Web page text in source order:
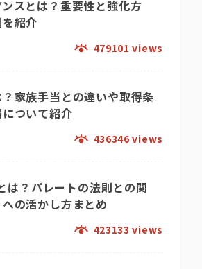
スとは？重要性と強化方
紹介
479101 views
家族手当との違いや取得条
ついて紹介
436346 views
は？パレートの法則との関
の活かし方まとめ
423133 views